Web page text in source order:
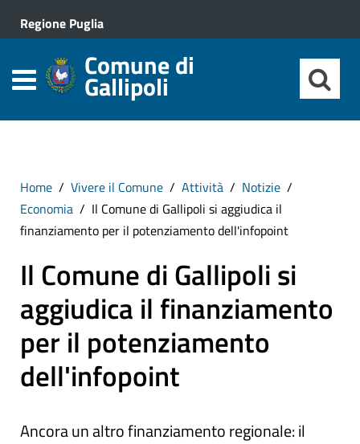
Regione Puglia
Comune di
Gallipoli
Home Vivere il Comune Attività
Notizie
Economia
Il Comune di Gallipoli si aggiudica il
finanziamento per il potenziamento dell'infopoint
Il Comune di Gallipoli si
aggiudica il finanziamento
per il potenziamento
dell'infopoint
Ancora un altro finanziamento regionale: il